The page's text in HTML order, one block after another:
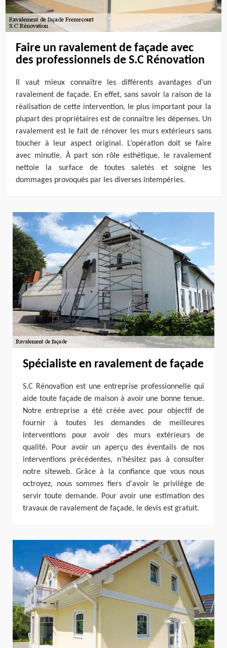
Faire un ravalement de façade avec
des professionnels de S.C Rénovation
Il vaut mieux connaître les différents avantages d’un
ravalement de façade. En effet, sans savoir la raison de la
réalisation de cette intervention, le plus important pour la
plupart des propriétaires est de connaître les dépenses. Un
ravalement est le fait de rénover les murs extérieurs sans
toucher à leur aspect original. L’opération doit se faire
avec minutie. À part son rôle esthétique, le ravalement
nettoie la surface de toutes saletés et soigne les
dommages provoqués par les diverses intempéries.
Spécialiste en ravalement de façade
S.C Rénovation est une entreprise professionnelle qui
aide toute façade de maison à avoir une bonne tenue.
Notre entreprise a été créée avec pour objectif de
fournir à toutes les demandes de meilleures
interventions pour avoir des murs extérieurs de
qualité. Pour avoir un aperçu des éventails de nos
interventions précédentes, n’hésitez pas à consulter
notre siteweb. Grâce à la confiance que vous nous
octroyez, nous sommes fiers d'avoir le privilège de
servir toute demande. Pour avoir une estimation des
travaux de ravalement de façade, le devis est gratuit.